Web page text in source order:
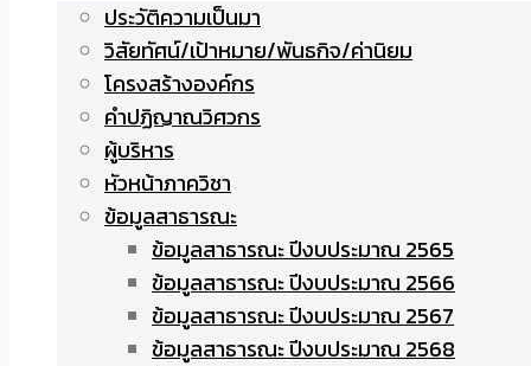
ประวัติความเป็นมา
วิสัยทัศน์/เป้าหมาย/พันธกิจ/ค่านิยม
โครงสร้างองค์กร
คำปฏิญาณวิศวกร
ผู้บริหาร
หัวหน้าภาควิชา
ข้อมูลสาธารณะ
ข้อมูลสาธารณะ ปีงบประมาณ 2565
ข้อมูลสาธารณะ ปีงบประมาณ 2566
ข้อมูลสาธารณะ ปีงบประมาณ 2567
ข้อมูลสาธารณะ ปีงบประมาณ 2568